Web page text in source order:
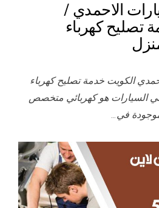
الاحمدي /
/ خدمة تصليح كهرباء
الكويت خدمة تصليح كهرباء
السيارات هو كهربائي متخصص
في…